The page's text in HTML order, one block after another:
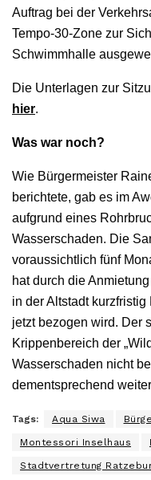
Auftrag bei der
Tempo-30-Zone zur
Schwimmhalle
Die Unterlagen zur
hier.
Was war noch?
Wie Bürgermeister
berichtete, gab es im
aufgrund eines
Wasserschaden. Die
voraussichtlich fünf
hat durch die
in der Altstadt
jetzt bezogen wird. Der
Krippenbereich der
Wasserschaden nicht
dementsprechend
Tags: Aqua Siwa
Montessori Inselhaus
Stadtvertretung